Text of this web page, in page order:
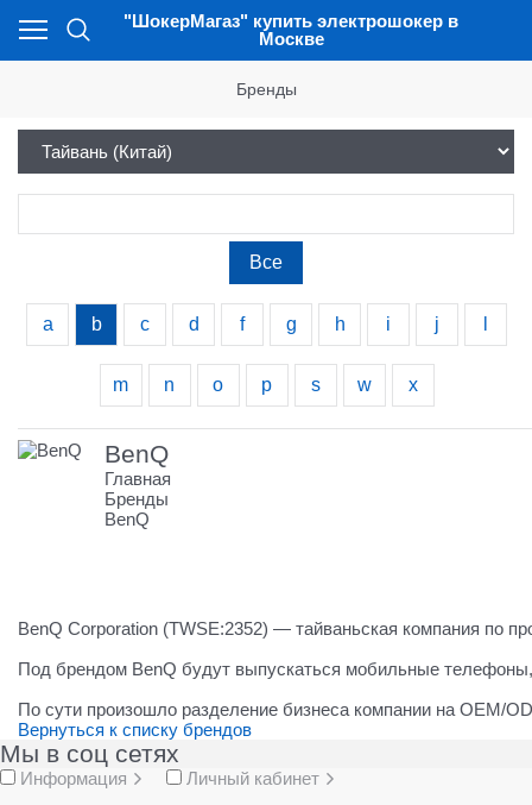
"ШокерМагаз" купить электрошокер в
Москве
Бренды
Все
a b c d f g h i j
m n o p s w x
BenQ
Главная
Бренды
BenQ
BenQ Corporation (TWSE:2352) — тайваньская компания по
Под брендом BenQ будут выпускаться мобильные
По сути произошло разделение бизнеса компании на OEM/
Вернуться к списку брендов
Мы в соц сетях
Информация
Личный кабинет